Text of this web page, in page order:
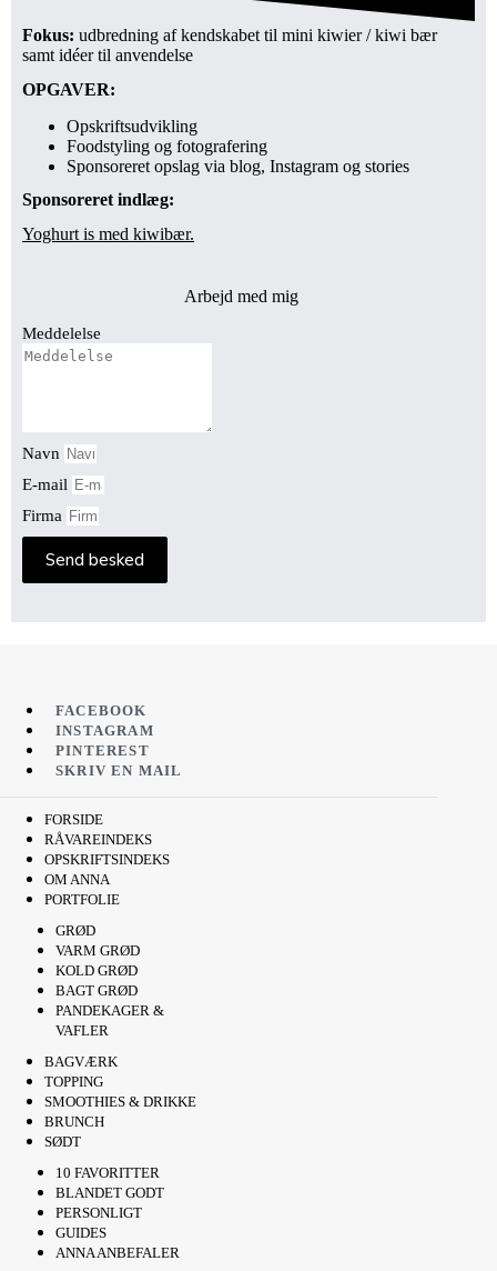
Fokus: udbredning af kendskabet til mini kiwier / kiwi bær
samt idéer til anvendelse
OPGAVER:
Opskriftsudvikling
Foodstyling og fotografering
Sponsoreret opslag via blog, Instagram og stories
Sponsoreret indlæg:
Yoghurt is med kiwibær.
Arbejd med mig
Meddelelse
Navn
E-mail
Firma
Send besked
FACEBOOK
INSTAGRAM
PINTEREST
SKRIV EN MAIL
FORSIDE
RÅVAREINDEKS
OPSKRIFTSINDEKS
OM ANNA
PORTFOLIE
GRØD
VARM GRØD
KOLD GRØD
BAGT GRØD
PANDEKAGER &
VAFLER
BAGVÆRK
TOPPING
SMOOTHIES & DRIKKE
BRUNCH
SØDT
10 FAVORITTER
BLANDET GODT
PERSONLIGT
GUIDES
ANNA ANBEFALER